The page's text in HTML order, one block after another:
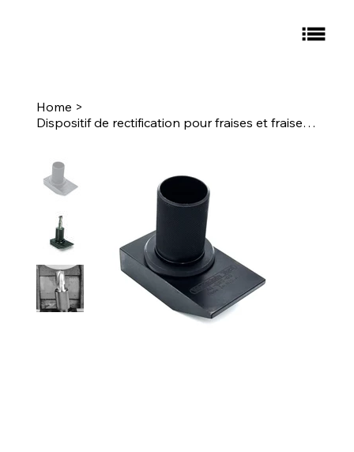
Home >
Dispositif de rectification pour fraises et fraises à coquille